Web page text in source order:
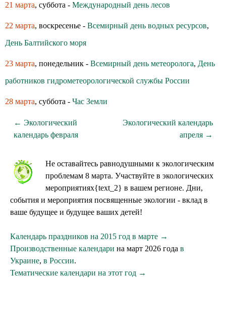
21 марта, суббота - Международный день лесов
22 марта, воскресенье - Всемирный день водных ресурсов,
День Балтийского моря
23 марта, понедельник - Всемирный день метеоролога, День
работников гидрометеорологической службы России
28 марта, суббота - Час Земли
← Экологический
календарь февраля
Экологический календарь
апреля →
Не оставайтесь равнодушными к экологическим
проблемам 8 марта. Участвуйте в экологических
мероприятиях{text_2} в вашем регионе. Дни,
события и мероприятия посвященные экологии - вклад в
ваше будущее и будущее ваших детей!
Календарь праздников на 2015 год в марте →
Производственные календари на март 2026 года в
Украине, в России.
Тематические календари на этот год →